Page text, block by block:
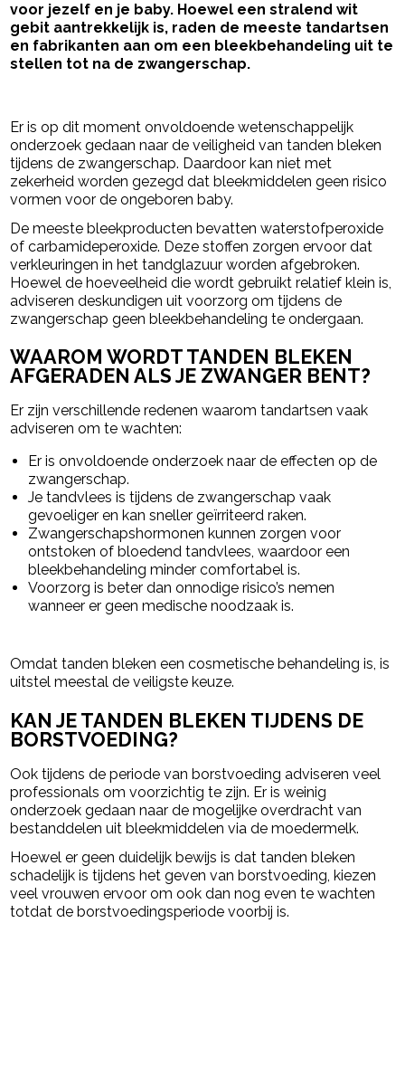
voor jezelf en je baby. Hoewel een stralend wit
gebit aantrekkelijk is, raden de meeste tandartsen
en fabrikanten aan om een bleekbehandeling uit te
stellen tot na de zwangerschap.
Er is op dit moment onvoldoende wetenschappelijk
onderzoek gedaan naar de veiligheid van tanden bleken
tijdens de zwangerschap. Daardoor kan niet met
zekerheid worden gezegd dat bleekmiddelen geen risico
vormen voor de ongeboren baby.
De meeste bleekproducten bevatten waterstofperoxide
of carbamideperoxide. Deze stoffen zorgen ervoor dat
verkleuringen in het tandglazuur worden afgebroken.
Hoewel de hoeveelheid die wordt gebruikt relatief klein is,
adviseren deskundigen uit voorzorg om tijdens de
zwangerschap geen bleekbehandeling te ondergaan.
WAAROM WORDT TANDEN BLEKEN
AFGERADEN ALS JE ZWANGER BENT?
Er zijn verschillende redenen waarom tandartsen vaak
adviseren om te wachten:
Er is onvoldoende onderzoek naar de effecten op de
zwangerschap.
Je tandvlees is tijdens de zwangerschap vaak
gevoeliger en kan sneller geïrriteerd raken.
Zwangerschapshormonen kunnen zorgen voor
ontstoken of bloedend tandvlees, waardoor een
bleekbehandeling minder comfortabel is.
Voorzorg is beter dan onnodige risico’s nemen
wanneer er geen medische noodzaak is.
Omdat tanden bleken een cosmetische behandeling is, is
uitstel meestal de veiligste keuze.
KAN JE TANDEN BLEKEN TIJDENS DE
BORSTVOEDING?
Ook tijdens de periode van borstvoeding adviseren veel
professionals om voorzichtig te zijn. Er is weinig
onderzoek gedaan naar de mogelijke overdracht van
bestanddelen uit bleekmiddelen via de moedermelk.
Hoewel er geen duidelijk bewijs is dat tanden bleken
schadelijk is tijdens het geven van borstvoeding, kiezen
veel vrouwen ervoor om ook dan nog even te wachten
totdat de borstvoedingsperiode voorbij is.